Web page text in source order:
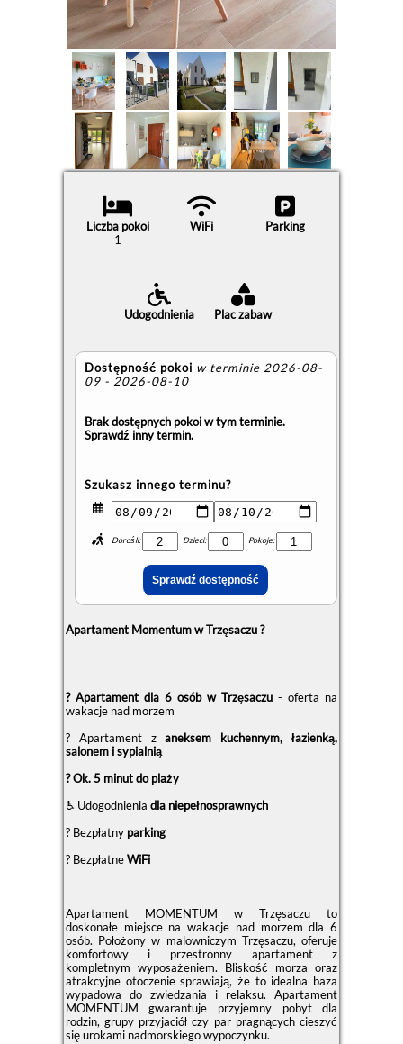
Liczba pokoi
1
WiFi Parking
Udogodnienia Plac zabaw
Dostępność pokoi w terminie 2026-08-
09 - 2026-08-10
Brak dostępnych pokoi w tym terminie.
Sprawdź inny termin.
Szukasz innego terminu?
Dorośli: Dzieci: Pokoje:
Apartament Momentum w Trzęsaczu ?
? Apartament dla 6 osób w Trzęsaczu - oferta na
wakacje nad morzem
? Apartament zaneksem kuchennym, łazienką,
salonem i sypialnią
? Ok. 5 minut do plaży
♿ Udogodnienia dla niepełnosprawnych
?️ Bezpłatnyparking
? BezpłatneWiFi
Apartament MOMENTUM w Trzęsaczu to
doskonałe miejsce na wakacje nad morzem dla 6
osób. Położony w malowniczym Trzęsaczu, oferuje
komfortowy i przestronny apartament z
kompletnym wyposażeniem. Bliskość morza oraz
atrakcyjne otoczenie sprawiają, że to idealna baza
wypadowa do zwiedzania i relaksu. Apartament
MOMENTUM gwarantuje przyjemny pobyt dla
rodzin, grupy przyjaciół czy par pragnących cieszyć
się urokami nadmorskiego wypoczynku.